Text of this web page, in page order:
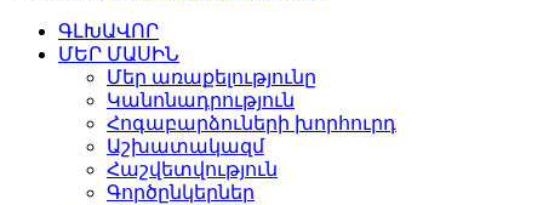
ԳԼԽԱՎՈՐ
ՄԵՐ ՄԱՍԻՆ
Մեր առաքելությունը
Կանոնադրություն
Հոգաբարձուների խորհուրդ
Աշխատակազմ
Հաշվետվություն
Գործընկերներ